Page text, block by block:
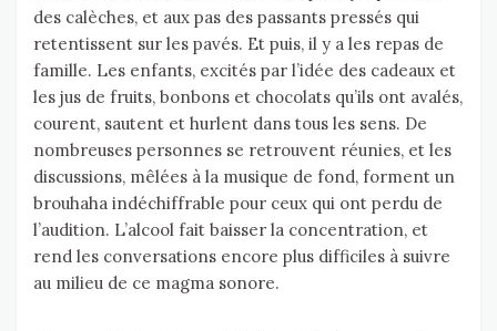
des calèches, et aux pas des passants pressés qui
retentissent sur les pavés. Et puis, il y a les repas de
famille. Les enfants, excités par l’idée des cadeaux et
les jus de fruits, bonbons et chocolats qu’ils ont avalés,
courent, sautent et hurlent dans tous les sens. De
nombreuses personnes se retrouvent réunies, et les
discussions, mêlées à la musique de fond, forment un
brouhaha indéchiffrable pour ceux qui ont perdu de
l’audition. L’alcool fait baisser la concentration, et
rend les conversations encore plus difficiles à suivre
au milieu de ce magma sonore.